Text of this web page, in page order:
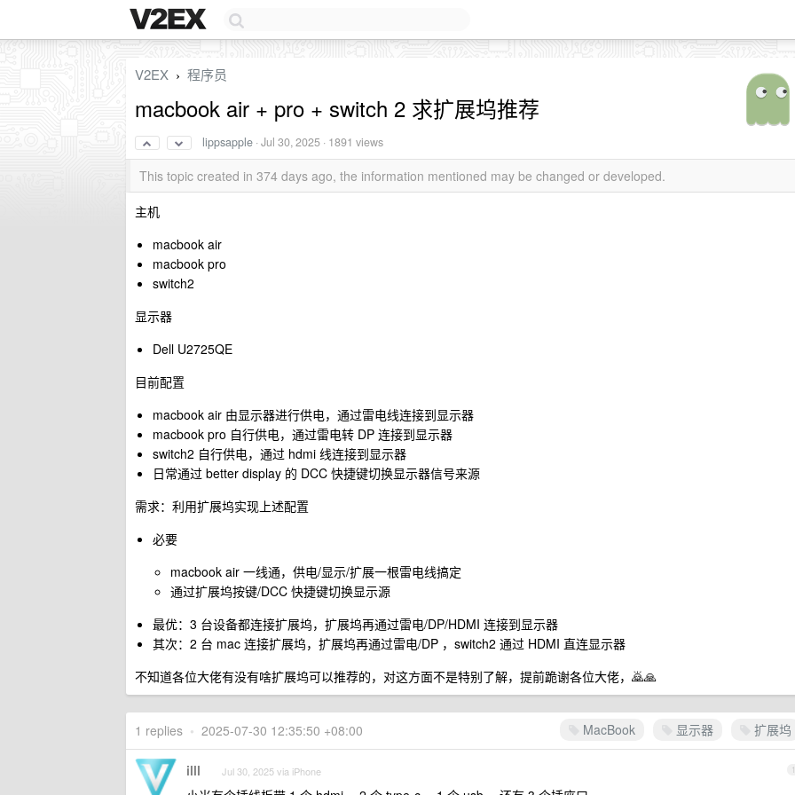
V2EX › 程序员
macbook air + pro + switch 2 求扩展坞推荐
lippsapple ·Jul 30, 2025 · 1891 views
This topic created in 374 days ago, the information mentioned may be changed or developed.
主机
macbook air
macbook pro
switch2
显示器
Dell U2725QE
目前配置
macbook air 由显示器进行供电，通过雷电线连接到显示器
macbook pro 自行供电，通过雷电转 DP 连接到显示器
switch2 自行供电，通过 hdmi 线连接到显示器
日常通过 better display 的 DCC 快捷键切换显示器信号来源
需求：利用扩展坞实现上述配置
必要
macbook air 一线通，供电/显示/扩展一根雷电线搞定
通过扩展坞按键/DCC 快捷键切换显示源
最优：3 台设备都连接扩展坞，扩展坞再通过雷电/DP/HDMI 连接到显示器
其次：2 台 mac 连接扩展坞，扩展坞再通过雷电/DP ，switch2 通过 HDMI 直连显示器
不知道各位大佬有没有啥扩展坞可以推荐的，对这方面不是特别了解，提前跪谢各位大佬，🙇🙏
MacBook 显示器 扩展坞
1 replies • 2025-07-30 12:35:50 +08:00
1
illl Jul 30, 2025 via iPhone